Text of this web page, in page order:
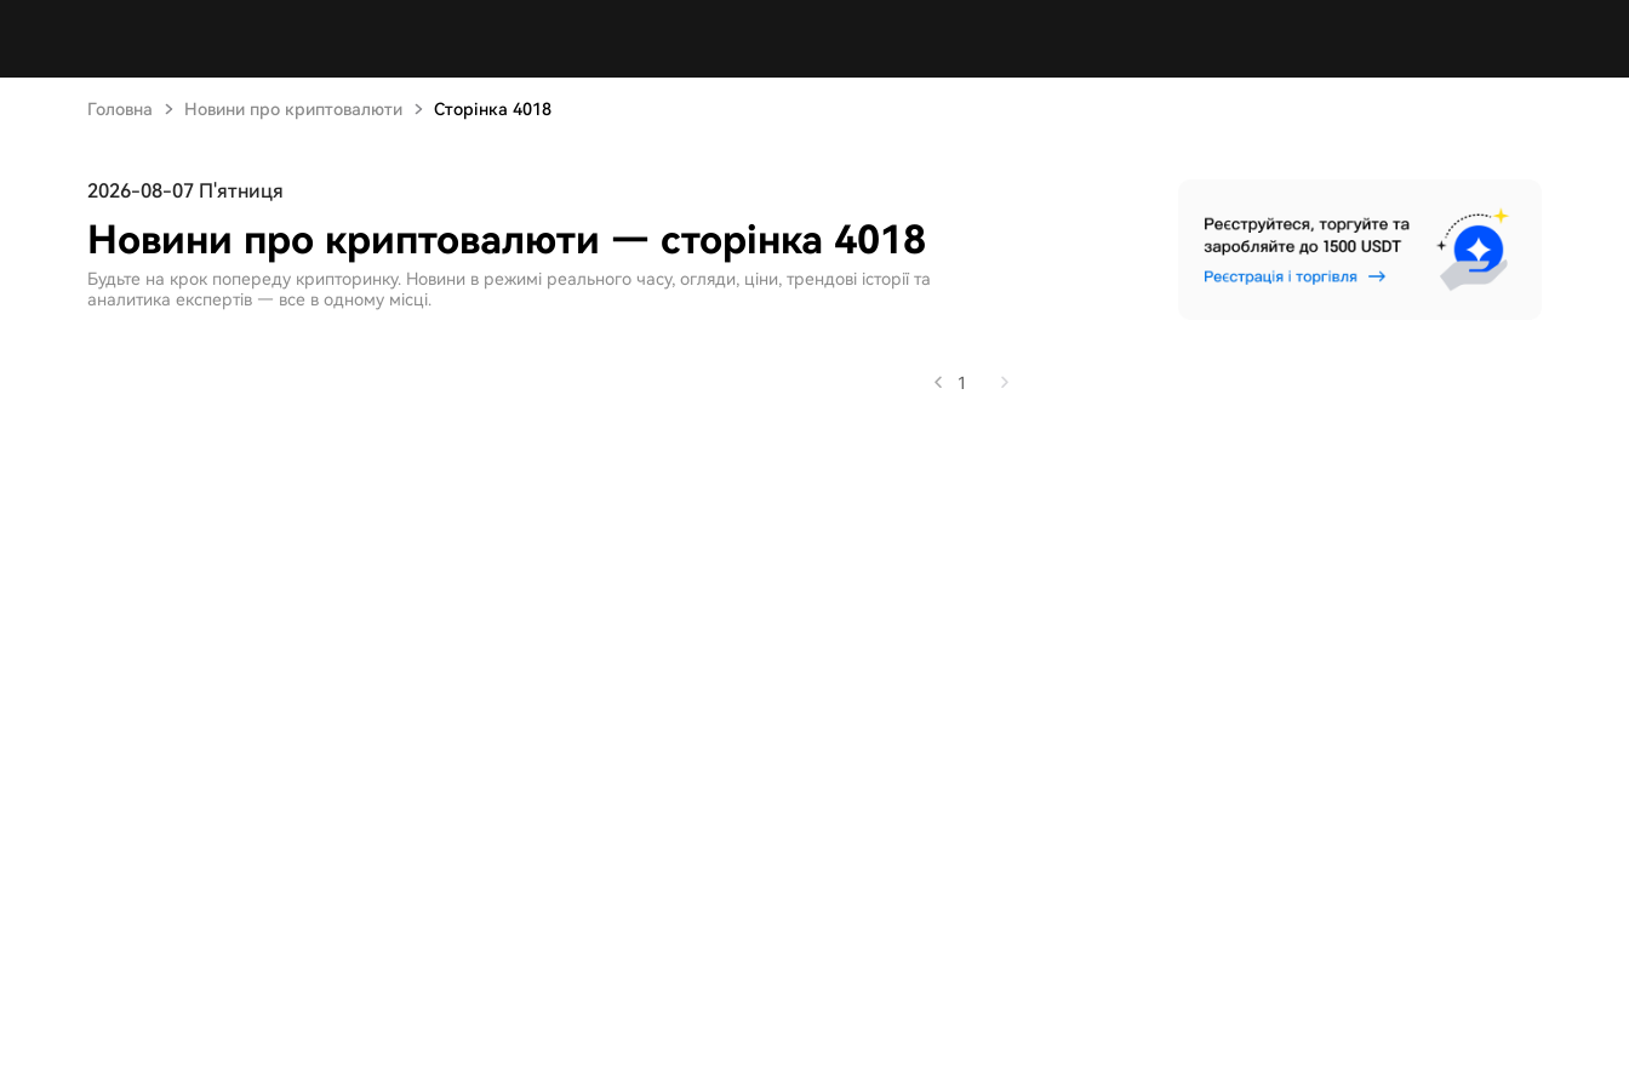
Головна Новини про криптовалюти Сторінка 4018
2026-08-07 П'ятниця
Новини про криптовалюти — сторінка 4018
Будьте на крок попереду крипторинку. Новини в режимі реального часу, огляди, ціни, трендові історії та
аналитика експертів — все в одному місці.
1